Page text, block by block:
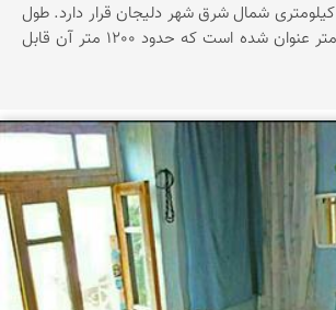
غار چال نخجیر در 8 کیلومتری شمال شرق شهر دلیجان قرار دارد. طول
کلی غار حدود 1800 متر عنوان شده است که حدود 1200 متر آن قابل